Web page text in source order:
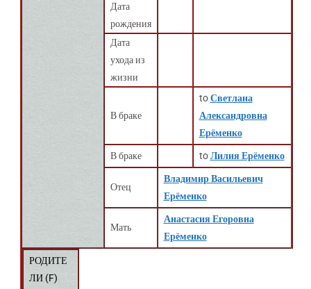
Дата
рождения
Дата
ухода из
жизни
В браке
toСветлана
Александровна
Ерёменко
В браке toЛилия Ерёменко
Отец
Владимир Васильевич
Ерёменко
Мать
Анастасия Егоровна
Ерёменко
РОДИТЕ
ЛИ (F)